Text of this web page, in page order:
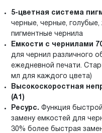
5-цветная система
черные, черные,
пигментные чернила
Емкости с чернилами
для чернил различного
ежедневной печати.
мл для каждого цвета)
Высокоскоростная
(A1)
Ресурс. Функция
замену емкостей для
30% более быстрая